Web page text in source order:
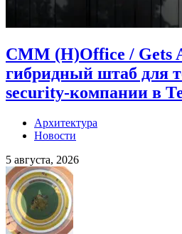
CMM (H)Office / Gets
гибридный штаб для
security-компании в
Архитектура
Новости
5 августа, 2026